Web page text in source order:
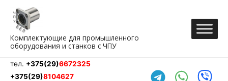
содержимому
Комплектующие для промышленного
оборудования и станков с ЧПУ
тел. +375(29)6672325
+375(29)8104627